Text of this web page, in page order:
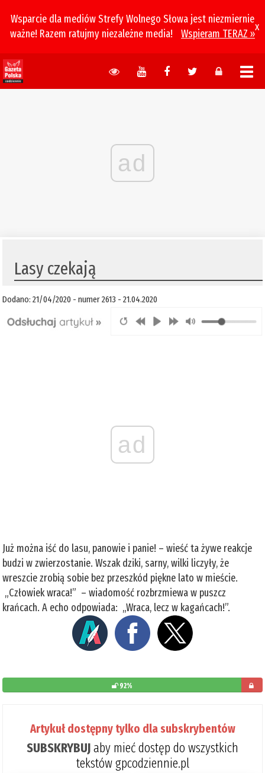
Wsparcie dla mediów Strefy Wolnego Słowa jest niezmiernie
ważne! Razem ratujmy niezależne media!
Wspieram TERAZ »
x
ad
Lasy czekają
Dodano: 21/04/2020 - numer 2613 - 21.04.2020
ad
Już można iść do lasu, panowie i panie! – wieść ta żywe reakcje
budzi w zwierzostanie. Wszak dziki, sarny, wilki liczyły, że
wreszcie zrobią sobie bez przeszkód piękne lato w mieście.
„Człowiek wraca!” – wiadomość rozbrzmiewa w puszcz
krańcach. A echo odpowiada: „Wraca, lecz w kagańcach!”.
92%
Artykuł dostępny tylko dla subskrybentów
SUBSKRYBUJaby mieć dostęp do wszystkich
tekstów gpcodziennie.pl